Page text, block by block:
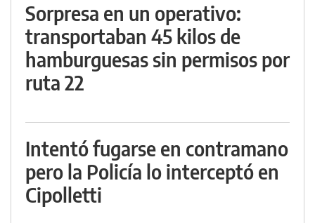
Sorpresa en un operativo:
transportaban 45 kilos de
hamburguesas sin permisos por
ruta 22
Intentó fugarse en contramano
pero la Policía lo interceptó en
Cipolletti